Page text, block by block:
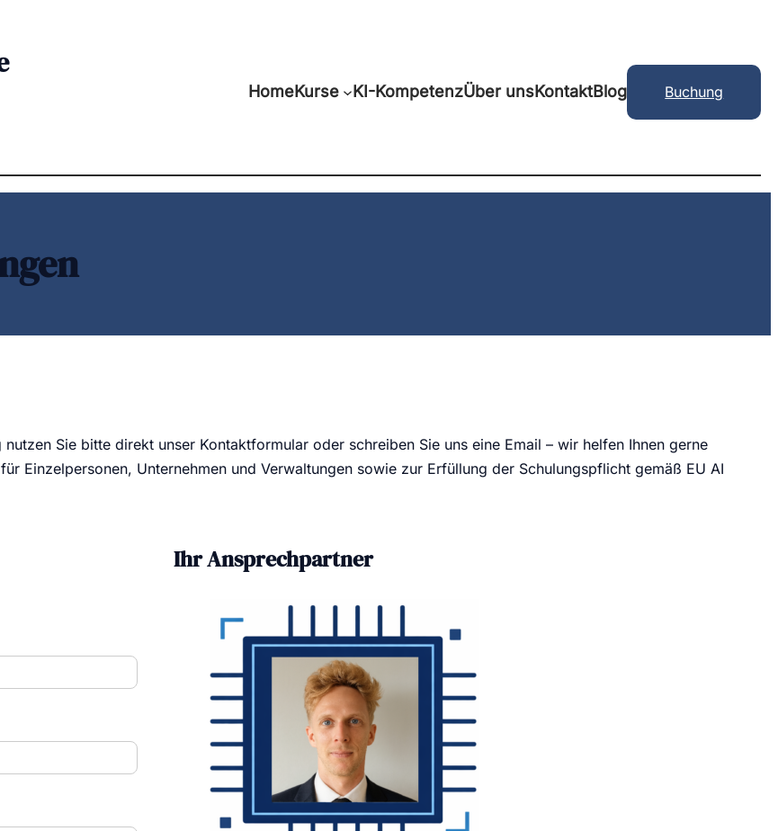
HomeKurse KI-KompetenzÜber unsKontaktBlog Buchung
Sie bitte direkt unser Kontaktformular oder schreiben Sie uns eine Email – wir helfen Ihnen gerne
Einzelpersonen, Unternehmen und Verwaltungen sowie zur Erfüllung der Schulungspflicht gemäß EU AI
Ihr Ansprechpartner